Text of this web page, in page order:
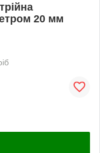
20 мм